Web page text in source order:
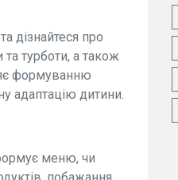
дізнайтеся про
та турботи, а також
формуванню
адаптацію дитини.
меню, чи